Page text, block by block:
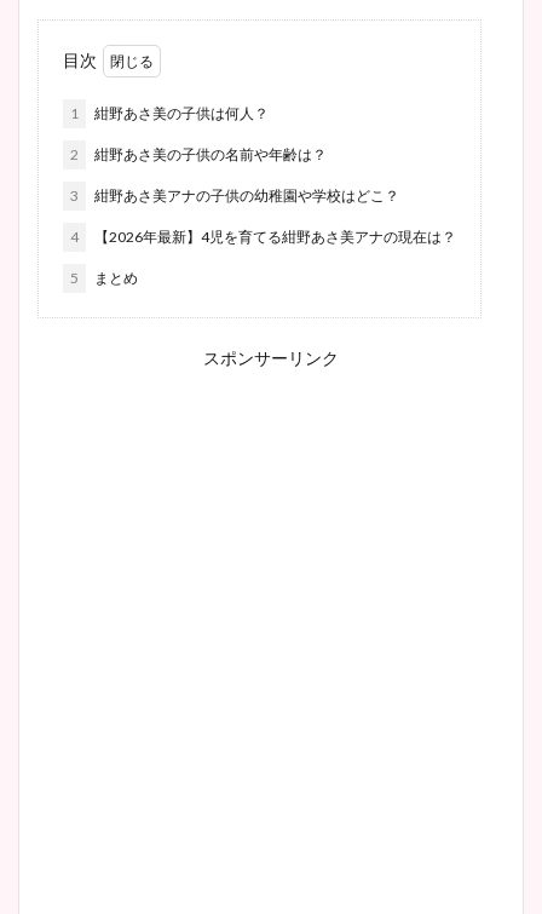
目次
1 紺野あさ美の子供は何人？
2 紺野あさ美の子供の名前や年齢は？
3 紺野あさ美アナの子供の幼稚園や学校はどこ？
4 【2026年最新】4児を育てる紺野あさ美アナの現在は？
5 まとめ
スポンサーリンク